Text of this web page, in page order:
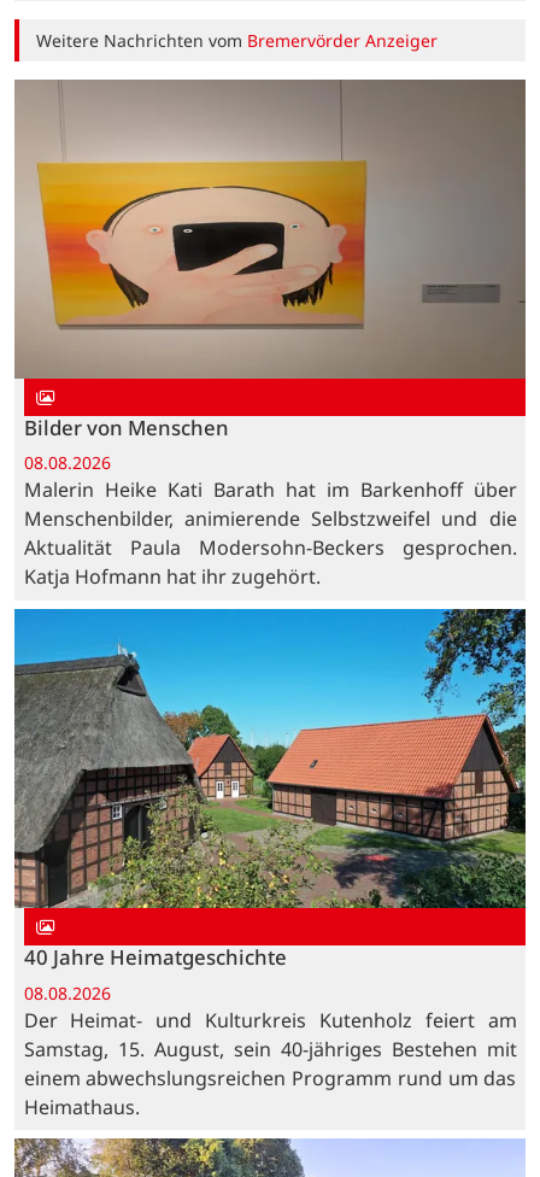
Weitere Nachrichten vom Bremervörder Anzeiger
Bilder von Menschen
08.08.2026
Malerin Heike Kati Barath hat im Barkenhoff über
Menschenbilder, animierende Selbstzweifel und die
Aktualität Paula Modersohn-Beckers gesprochen.
Katja Hofmann hat ihr zugehört.
40 Jahre Heimatgeschichte
08.08.2026
Der Heimat- und Kulturkreis Kutenholz feiert am
Samstag, 15. August, sein 40-jähriges Bestehen mit
einem abwechslungsreichen Programm rund um das
Heimathaus.